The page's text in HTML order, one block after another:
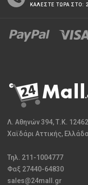
ΚΑΛΕΣΤΕ ΤΩΡΑ ΣΤΟ:
Λ. Αθηνών 394, Τ.Κ. 12462
Χαϊδάρι Αττικής, Ελλάδα
Τηλ. 211-1004777
Φαξ 27440-64830
sales@24mall.gr